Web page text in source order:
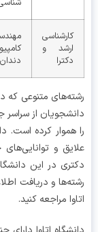
کارشناسی
ارشد و
مهندسی
دندان‌پزشکی
متنوعی که دانشگاه
از سراسر جهان
کرده است.
و توانایی‌های
در این دانشگاه
و دریافت اطلاعات
مراجعه کنید.